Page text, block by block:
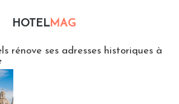
HOTELMAG
rénove ses adresses historiques à